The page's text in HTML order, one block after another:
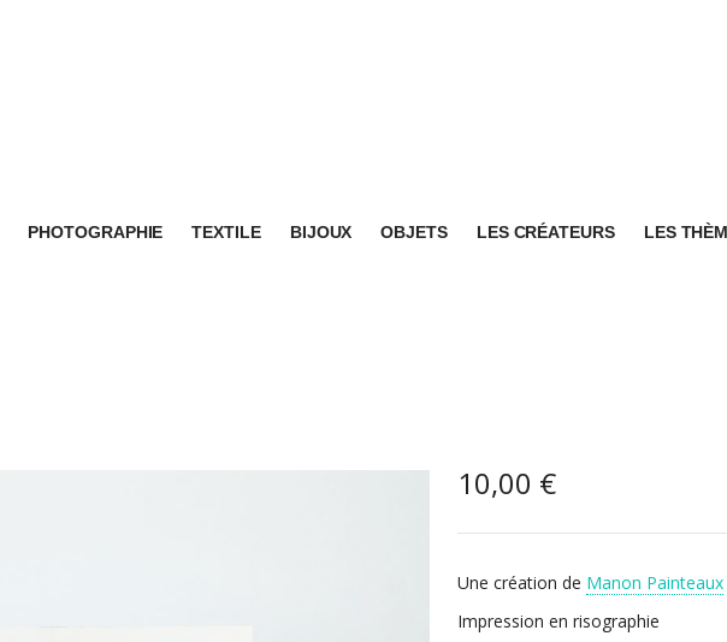
PHOTOGRAPHIE TEXTILE BIJOUX OBJETS LES CRÉATEURS LES
10,00 €
Une création de Manon Painteaux
Impression en risographie